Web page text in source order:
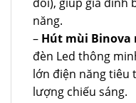
năng.
– Hút mùi Binova
đèn Led thông
lớn điện năng tiêu
lượng chiếu sáng.